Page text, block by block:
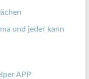
und jeder kann
APP